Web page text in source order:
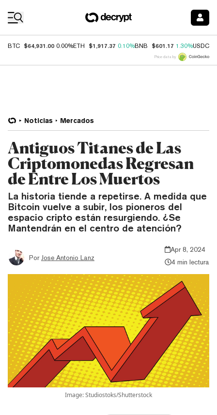
BTC $64,931.00 0.00%ETH $1,917.37 0.10%BNB $601.17 1.30%USDC
Price data by
Noticias Mercados
Antiguos Titanes de Las
Criptomonedas Regresan
de Entre Los Muertos
La historia tiende a repetirse. A medida que
Bitcoin vuelve a subir, los pioneros del
espacio cripto están resurgiendo. ¿Se
Mantendrán en el centro de atención?
Por Jose Antonio Lanz
Apr 8, 2024
4 min lectura
Image: Studiostoks/Shutterstock